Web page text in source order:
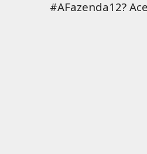
EITA! Jojo explica a